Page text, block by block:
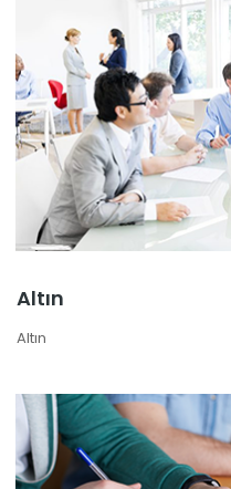
Altın
Altın